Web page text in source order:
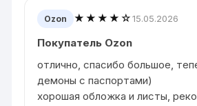
Ozon ★★★★☆15.05.2026
Покупатель Ozon
отлично, спасибо большое,
демоны с паспортами)
хорошая обложка и листы,